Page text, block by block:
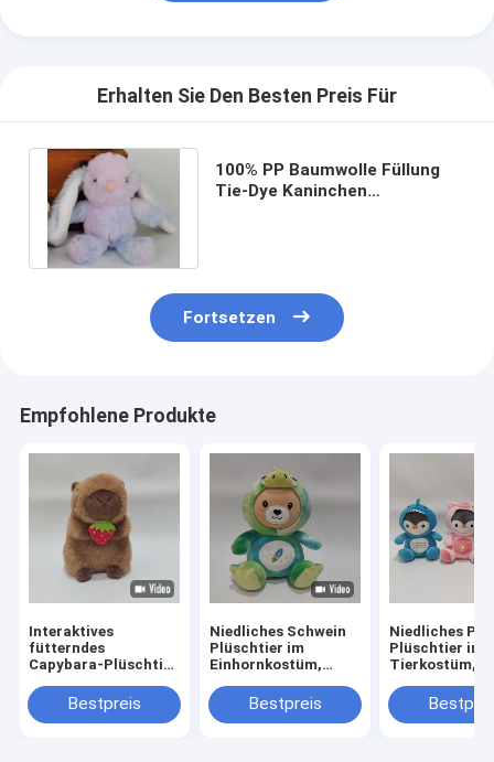
Erhalten Sie Den Besten Preis Für
100% PP Baumwolle Füllung
Tie-Dye Kaninchen
Fortsetzen
Empfohlene Produkte
Interaktives
fütterndes
Capybara-Plüschtier
Soundeffekt
Bestpreis
Niedliches Schwein
Plüschtier im
Einhornkostüm,
farbenfroh, zum
Sammeln
Bestpreis
Niedliches
Plüschtier in
Tierkostüm,
Sammeln